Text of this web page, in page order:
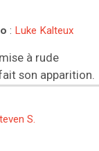
: Luke Kalteux
à rude
son apparition.
S.